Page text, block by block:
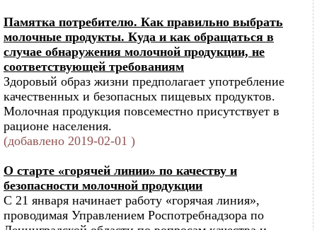
Памятка потребителю. Как правильно выбрать
молочные продукты. Куда и как обращаться в
случае обнаружения молочной продукции, не
соответствующей требованиям
Здоровый образ жизни предполагает употребление
качественных и безопасных пищевых продуктов.
Молочная продукция повсеместно присутствует в
рационе населения.
(добавлено 2019-02-01 )
О старте «горячей линии» по качеству и
безопасности молочной продукции
С 21 января начинает работу «горячая линия»,
проводимая Управлением Роспотребнадзора по